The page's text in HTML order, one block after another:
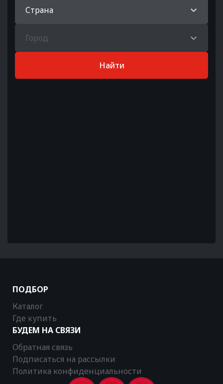
Страна
Город
Найти
ПОДБОР
Каталог
Где купить
БУДЕМ НА СВЯЗИ
Обратная связь
Подписаться на рассылки
Политика конфиденциальности